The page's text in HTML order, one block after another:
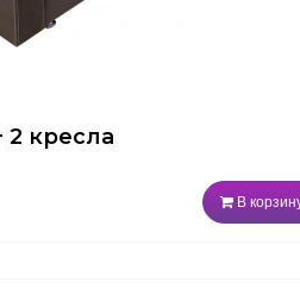
2 кресла
В